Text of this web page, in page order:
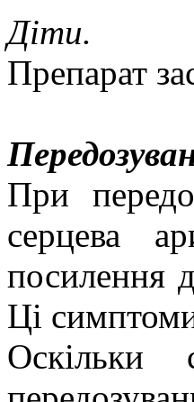
Діти.
Препарат
При
серцева
посилення
Ці
Оскільки